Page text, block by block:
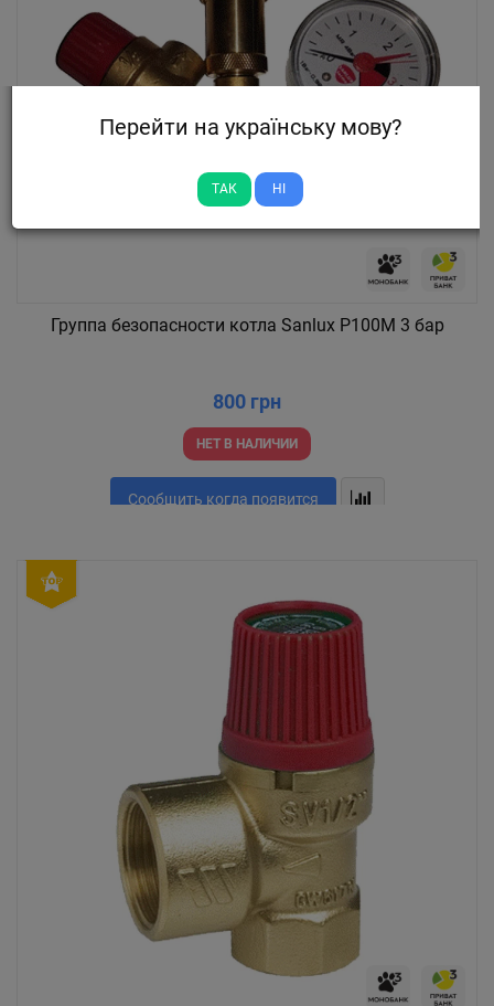
Группа безопасности котла Sanlux P100M 3 бар
800 грн
НЕТ В НАЛИЧИИ
Сообщить когда появится
Перейти на українську мову?
ТАК НІ